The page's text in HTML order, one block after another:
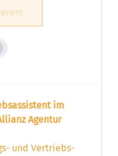
im
Agentur
und Vertriebs-